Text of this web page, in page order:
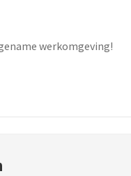
werkomgeving!